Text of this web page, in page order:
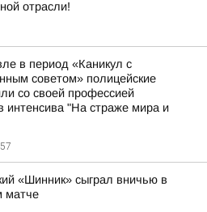
отрасли!
в период «Каникул с
советом» полицейские
со своей профессией
интенсива "На страже мира и
«Шинник» сыграл вничью в
матче